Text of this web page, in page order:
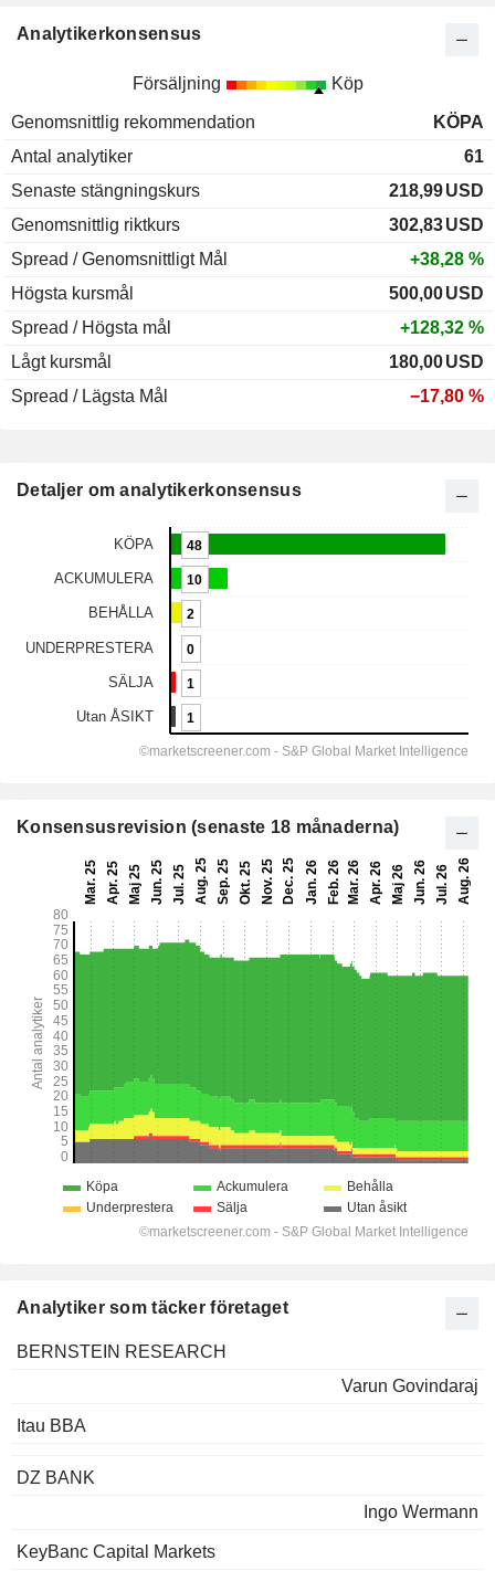
Analytikerkonsensus
Försäljning Köp
Genomsnittlig rekommendation
KÖPA
Antal analytiker
61
Senaste stängningskurs
218,99USD
Genomsnittlig riktkurs
302,83USD
Spread / Genomsnittligt Mål
+38,28 %
Högsta kursmål
500,00USD
Spread / Högsta mål
+128,32 %
Lågt kursmål
180,00USD
Spread / Lägsta Mål
−17,80 %
Detaljer om analytikerkonsensus
Konsensusrevision (senaste 18 månaderna)
Analytiker som täcker företaget
BERNSTEIN RESEARCH
Varun Govindaraj
Itau BBA
DZ BANK
Ingo Wermann
KeyBanc Capital Markets